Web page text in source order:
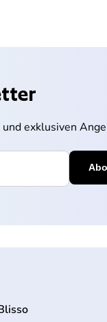
exklusiven